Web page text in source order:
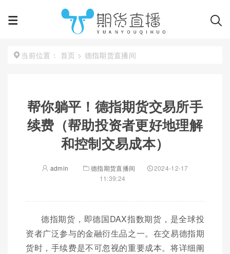
当前位置： 首页 > 德指期货直播间
帮你躺平！德指期货交易所手
续费（帮助投资者更好地理解
和控制交易成本）
admin 德指期货直播间
2024-12-17
11:39:24
德指期货，即德国DAX指数期货，是全球投
资者广泛参与的金融衍生品之一。在交易德指期
货时，手续费是不可忽视的重要成本。将详细阐